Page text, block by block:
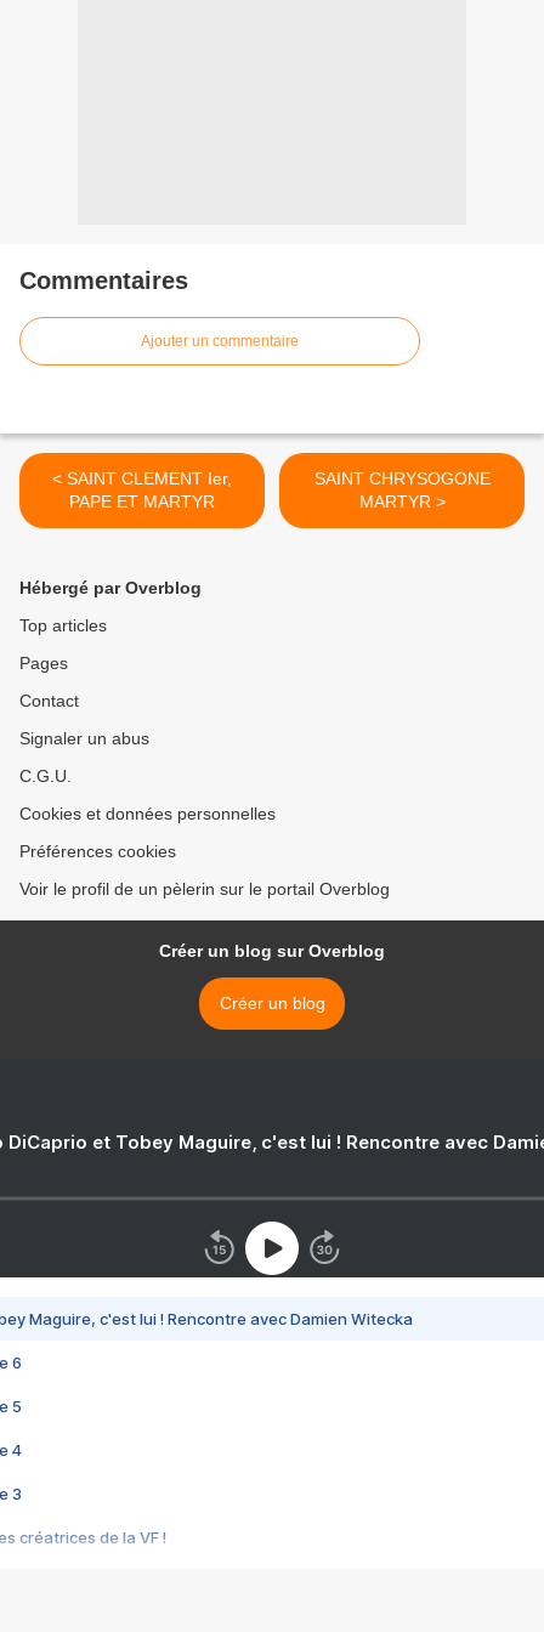
Commentaires
Ajouter un commentaire
< SAINT CLEMENT Ier,
PAPE ET MARTYR
SAINT CHRYSOGONE
MARTYR >
Hébergé par Overblog
Top articles
Pages
Contact
Signaler un abus
C.G.U.
Cookies et données personnelles
Préférences cookies
Voir le profil de un pèlerin sur le portail Overblog
Créer un blog sur Overblog
Créer un blog
DiCaprio et Tobey Maguire, c'est lui ! Rencontre avec
Maguire, c'est lui ! Rencontre avec Damien Witecka
6
5
4
3
créatrices de la VF !